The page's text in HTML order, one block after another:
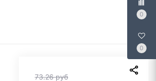
0
0
73.26руб